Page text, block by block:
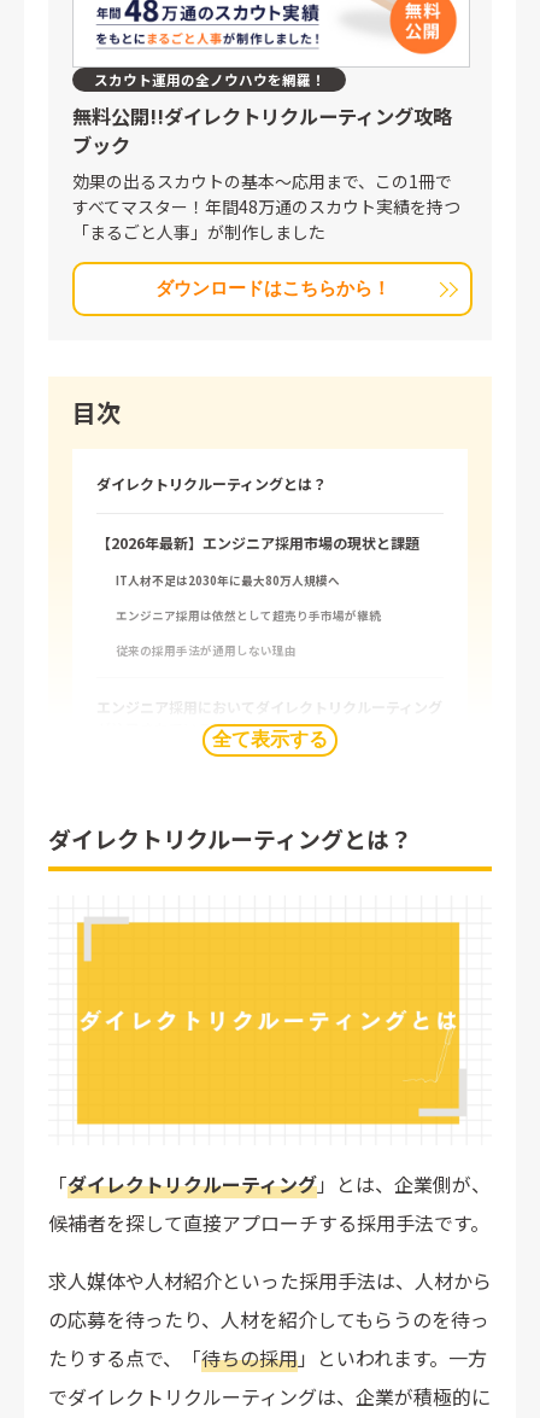
スカウト運用の全ノウハウを網羅！
無料公開!!ダイレクトリクルーティング攻略
ブック
効果の出るスカウトの基本〜応用まで、この1冊で
すべてマスター！年間48万通のスカウト実績を持つ
「まるごと人事」が制作しました
ダウンロードはこちらから！
目次
ダイレクトリクルーティングとは？
【2026年最新】エンジニア採用市場の現状と課題
IT人材不足は2030年に最大80万人規模へ
エンジニア採用は依然として超売り手市場が継続
従来の採用手法が通用しない理由
エンジニア採用においてダイレクトリクルーティング
が注目されている理由
採用コストを大幅に削減できる
自社に採用ノウハウが蓄積される
ダイレクトリクルーティング成功の事前準備
スカウト運用体制とKPI設計
母集団の大きさをチェック
スキル可視化機能の有無をチェック
ダイレクトリクルーティングにおけるエンジニア採用
の実践ノウハウ
現場のエンジニアの意見を聞いてターゲット設定する
スカウトメールは候補者ごとにカスタマイズする
全て表示する
ダイレクトリクルーティングとは？
「ダイレクトリクルーティング」とは、企業側が、
候補者を探して直接アプローチする採用手法です。
求人媒体や人材紹介といった採用手法は、人材から
の応募を待ったり、人材を紹介してもらうのを待っ
たりする点で、「待ちの採用」といわれます。一方
でダイレクトリクルーティングは、企業が積極的に